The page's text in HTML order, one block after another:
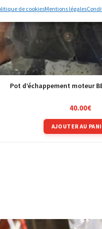
de cookiesMentions légales
Pot d’échappement moteur
40.00€
AJOUTER AU